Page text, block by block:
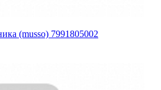
(musso) 7991805002